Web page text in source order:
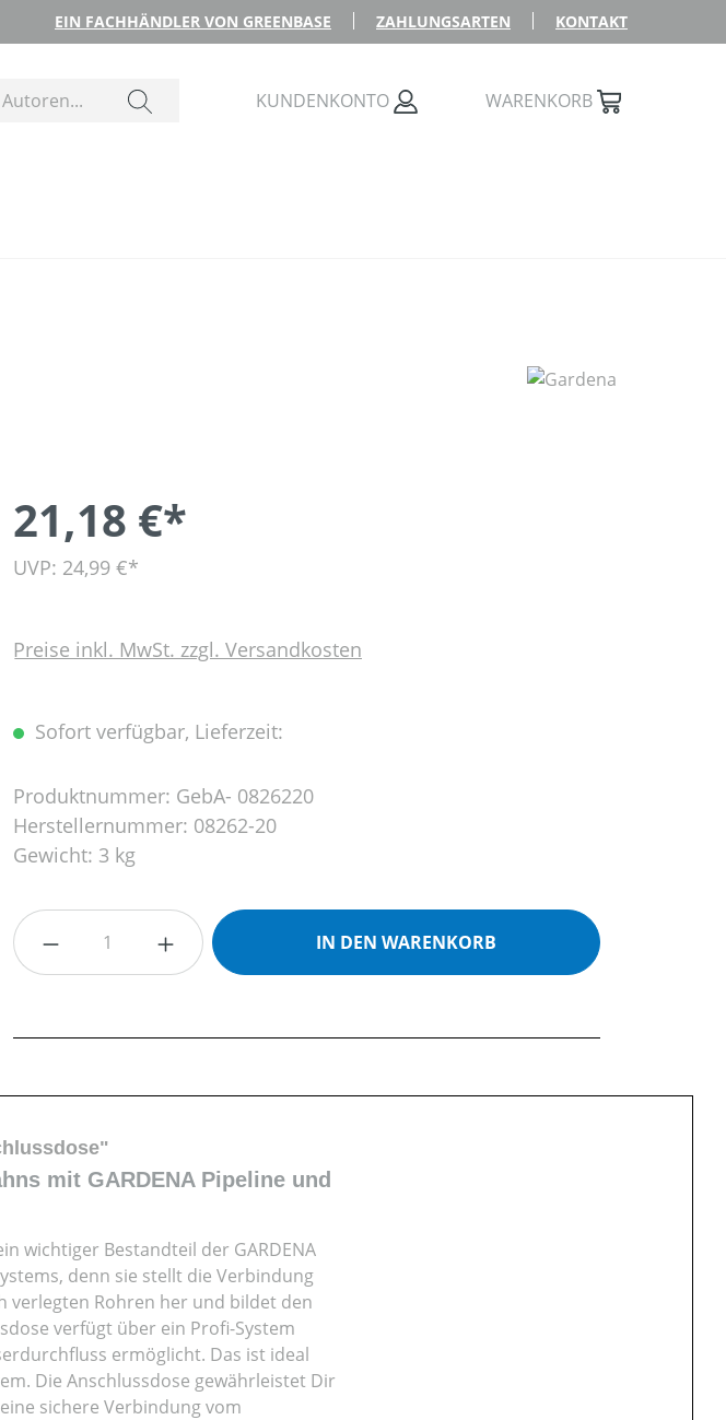
EIN FACHHÄNDLER VON GREENBASE ZAHLUNGSARTEN KONTAKT
KUNDENKONTO WARENKORB
21,18 €*
UVP: 24,99 €*
Preise inkl. MwSt. zzgl. Versandkosten
Sofort verfügbar, Lieferzeit:
Produktnummer: GebA- 0826220
Herstellernummer: 08262-20
Gewicht: 3 kg
Produkt Anzahl: Gib den gewünschten Wert ein oder
IN DEN WARENKORB
mit GARDENA Pipeline und
wichtiger Bestandteil der GARDENA
denn sie stellt die Verbindung
Rohren her und bildet den
verfügt über ein Profi-System
ermöglicht. Das ist ideal
Die Anschlussdose gewährleistet Dir
sichere Verbindung vom